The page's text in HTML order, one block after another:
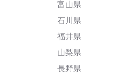
富山県
石川県
福井県
山梨県
長野県